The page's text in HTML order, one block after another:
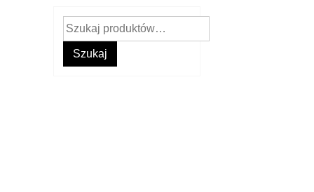
Szukaj:
Szukaj